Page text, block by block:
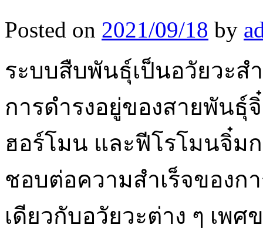
Posted on 2021/09/18 by
ระบบสืบพันธุ์เป็นอวัยวะส
การดำรงอยู่ของสายพันธุ์
ฮอร์โมน และฟีโรโมนจิ๋ม
ชอบต่อความสำเร็จของก
เดียวกับอวัยวะต่าง ๆ เพ